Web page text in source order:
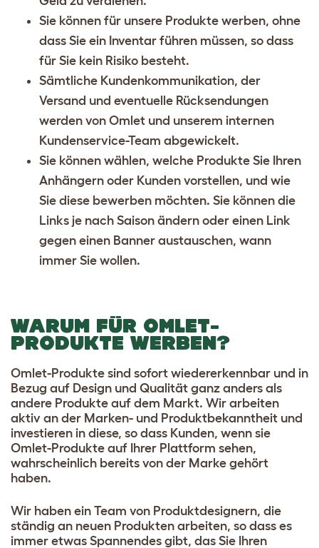
Sie können für unsere Produkte werben, ohne
dass Sie ein Inventar führen müssen, so dass
für Sie kein Risiko besteht.
Sämtliche Kundenkommunikation, der
Versand und eventuelle Rücksendungen
werden von Omlet und unserem internen
Kundenservice-Team abgewickelt.
Sie können wählen, welche Produkte Sie Ihren
Anhängern oder Kunden vorstellen, und wie
Sie diese bewerben möchten. Sie können die
Links je nach Saison ändern oder einen Link
gegen einen Banner austauschen, wann
immer Sie wollen.
WARUM FÜR OMLET-
PRODUKTE WERBEN?
Omlet-Produkte sind sofort wiedererkennbar und in
Bezug auf Design und Qualität ganz anders als
andere Produkte auf dem Markt. Wir arbeiten
aktiv an der Marken- und Produktbekanntheit und
investieren in diese, so dass Kunden, wenn sie
Omlet-Produkte auf Ihrer Plattform sehen,
wahrscheinlich bereits von der Marke gehört
haben.
Wir haben ein Team von Produktdesignern, die
ständig an neuen Produkten arbeiten, so dass es
immer etwas Spannendes gibt, das Sie Ihren